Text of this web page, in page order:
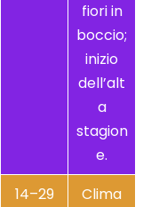
fiori in
boccio;
inizio
dell’alt
a
stagion
e.
14–29
Clima